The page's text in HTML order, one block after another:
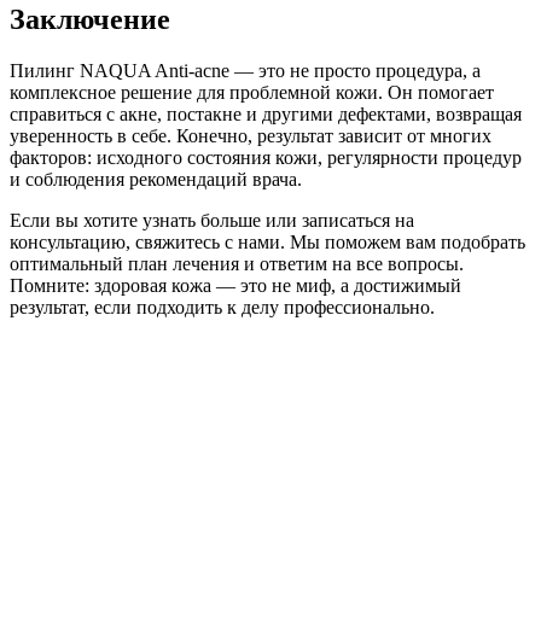
Заключение
Пилинг NAQUA Anti-acne — это не просто процедура, а
комплексное решение для проблемной кожи. Он помогает
справиться с акне, постакне и другими дефектами, возвращая
уверенность в себе. Конечно, результат зависит от многих
факторов: исходного состояния кожи, регулярности процедур
и соблюдения рекомендаций врача.
Если вы хотите узнать больше или записаться на
консультацию, свяжитесь с нами. Мы поможем вам подобрать
оптимальный план лечения и ответим на все вопросы.
Помните: здоровая кожа — это не миф, а достижимый
результат, если подходить к делу профессионально.